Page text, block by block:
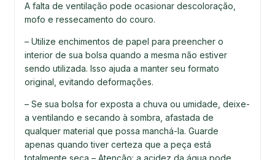
A falta de ventilação pode ocasionar descoloração,
mofo e ressecamento do couro.
– Utilize enchimentos de papel para preencher o
interior de sua bolsa quando a mesma não estiver
sendo utilizada. Isso ajuda a manter seu formato
original, evitando deformações.
– Se sua bolsa for exposta a chuva ou umidade, deixe-
a ventilando e secando à sombra, afastada de
qualquer material que possa manchá-la. Guarde
apenas quando tiver certeza que a peça está